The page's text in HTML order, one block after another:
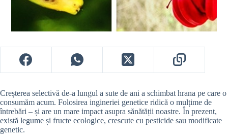
Creșterea selectivă de-a lungul a sute de ani a schimbat hrana pe care o
consumăm acum. Folosirea ingineriei genetice ridică o mulțime de
întrebări – și are un mare impact asupra sănătății noastre. În prezent,
există legume și fructe ecologice, crescute cu pesticide sau modificate
genetic.